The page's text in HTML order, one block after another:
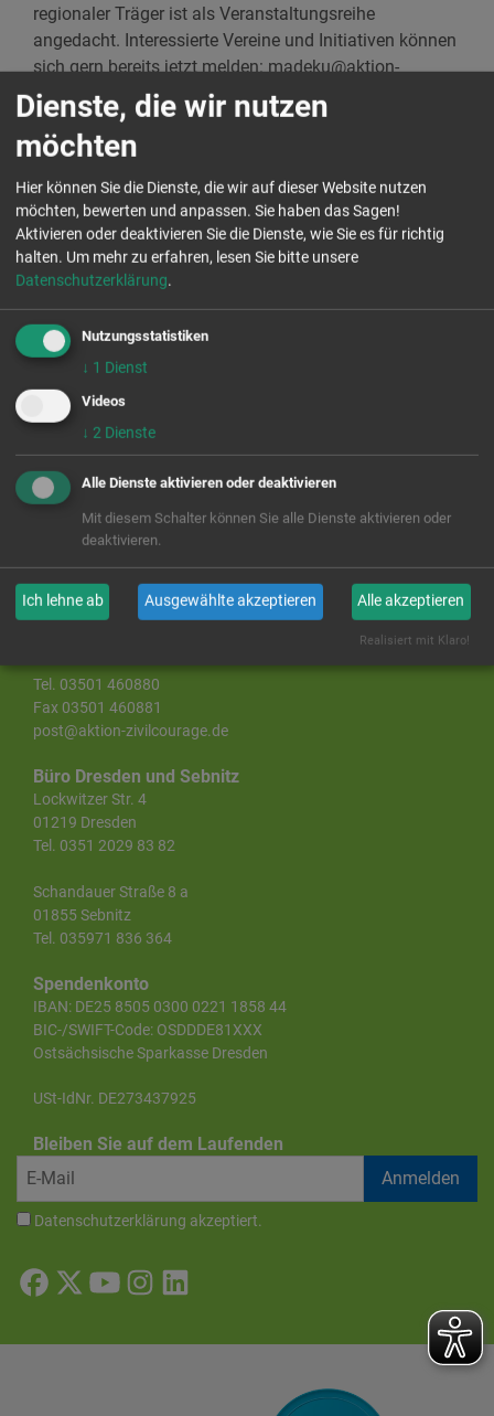
regionaler Träger ist als Veranstaltungsreihe
angedacht. Interessierte Vereine und Initiativen können
sich gern bereits jetzt melden: madeku@aktion-
zivilcourage.de
Das Anmeldeformular finden Sie
Stadtfrühstück am 21. Mai 2017
Einwohner und Neuankömmlinge können am Sonntag
nach dem "Markt der Kulturen" gemeinsam beim
"Tischlein deck dich-Stadtfrühstück" frühstücken und
dabei ins Gespräch kommen.
Weitere Informationen finden Sie
http://madeku.de/
Landesgeschäftsstelle Sachsen
Aktion Zivilcourage e. V.
Lange Straße 43
Tel. 03501 460880
Fax 03501 460881
post@aktion-zivilcourage.de
Büro Dresden und Sebnitz
Lockwitzer Str. 4
01219 Dresden
Tel. 0351 2029 83 82
Schandauer Straße 8 a
01855 Sebnitz
Tel. 035971 836 364
Spendenkonto
IBAN: DE25 8505 0300 0221 1858 44
BIC-/SWIFT-Code: OSDDDE81XXX
Ostsächsische Sparkasse Dresden
USt-IdNr. DE273437925
Bleiben Sie auf dem Laufenden
Datenschutzerklärung akzeptiert.
Dienste, die wir nutzen
möchten
Hier können Sie die Dienste, die wir auf dieser Website nutzen
möchten, bewerten und anpassen. Sie haben das Sagen!
Aktivieren oder deaktivieren Sie die Dienste, wie Sie es für richtig
halten. Um mehr zu erfahren, lesen Sie bitte unsere
Datenschutzerklärung.
Nutzungsstatistiken
↓ 1 Dienst
Videos
↓ 2 Dienste
Alle Dienste aktivieren oder deaktivieren
Mit diesem Schalter können Sie alle Dienste aktivieren oder
deaktivieren.
Ich lehne ab Ausgewählte akzeptieren Alle akzeptieren
Realisiert mit Klaro!